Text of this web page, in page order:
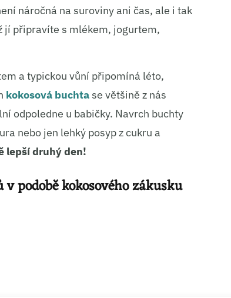
náročná na suroviny ani čas, ale i tak
jí připravíte s mlékem, jogurtem,
a typickou vůní připomíná léto,
kokosová buchtase většině z nás
odpoledne u babičky. Navrch buchty
nebo jen lehký posyp z cukru a
lepší druhý den!
podobě kokosového zákusku